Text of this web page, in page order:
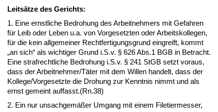
Leitsätze des Gerichts:
1. Eine ernstliche Bedrohung des Arbeitnehmers mit Gefahren
für Leib oder Leben u.a. von Vorgesetzten oder Arbeitskollegen,
für die kein allgemeiner Rechtfertigungsgrund eingreift, kommt
„an sich“ als wichtiger Grund i.S.v. § 626 Abs.1 BGB in Betracht.
Eine strafrechtliche Bedrohung i.S.v. § 241 StGB setzt voraus,
dass der Arbeitnehmer/Täter mit dem Willen handelt, dass der
Kollege/Vorgesetzte die Drohung zur Kenntnis nimmt und als
ernst gemeint auffasst.(Rn.38)
2. Ein nur unsachgemäßer Umgang mit einem Filetiermesser,